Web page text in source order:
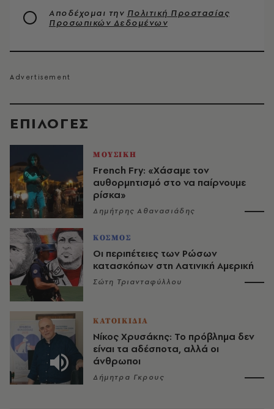
EΠΙΛΟΓΈΣ
ΜΟΥΣΙΚΗ
French Fry: «Χάσαμε τον
αυθορμητισμό στο να παίρνουμε
ρίσκα»
Δημήτρης Αθανασιάδης
ΚΟΣΜΟΣ
Οι περιπέτειες των Ρώσων
κατασκόπων στη Λατινική Αμερική
Σώτη Τριανταφύλλου
ΚΑΤΟΙΚΙΔΙΑ
Νίκος Χρυσάκης: Το πρόβλημα δεν
είναι τα αδέσποτα, αλλά οι
άνθρωποι
Δήμητρα Γκρους
Αποδέχομαι την Πολιτική Προστασίας
Προσωπικών Δεδομένων